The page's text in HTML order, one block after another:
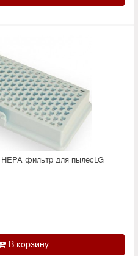
фильтр для пылесLG